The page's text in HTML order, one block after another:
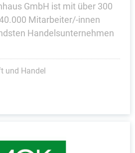
GmbH ist mit über 300
Mitarbeiter/-innen
Handelsunternehmen
und Handel